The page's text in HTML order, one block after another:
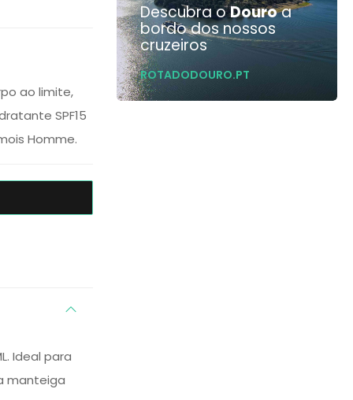
Descubra oDouroa
bordo dos nossos
cruzeiros
ROTADODOURO.PT
ao limite,
SPF15
Homme.
Ideal para
manteiga